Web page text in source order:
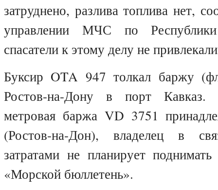
затруднено, разлива топлива нет,
управлении МЧС по
спасатели к этому делу не
Буксир OTA 947 толкал баржу
Ростов-на-Дону в порт Кавказ.
метровая баржа VD 3751
(Ростов-на-Дон), владелец в
затратами не планирует
«Морской бюллетень».